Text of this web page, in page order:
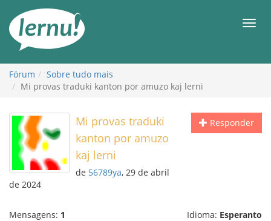
conteúdo
Fórum
Sobre tudo mais
Mi provas traduki kanton por amuzo kaj lerni
Responder
Mi provas traduki
kanton por amuzo
kaj lerni
de 56789ya, 29 de abril
de 2024
Mensagens: 1 Idioma: Esperanto